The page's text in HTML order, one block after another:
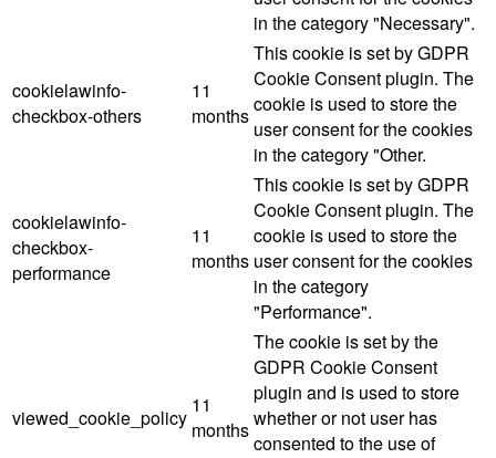
in the category "Necessary".
cookielawinfo-
checkbox-others
11
months
This cookie is set by GDPR
Cookie Consent plugin. The
cookie is used to store the
user consent for the cookies
in the category "Other.
cookielawinfo-
checkbox-
performance
11
months
This cookie is set by GDPR
Cookie Consent plugin. The
cookie is used to store the
user consent for the cookies
in the category
"Performance".
viewed_cookie_policy
11
months
The cookie is set by the
GDPR Cookie Consent
plugin and is used to store
whether or not user has
consented to the use of